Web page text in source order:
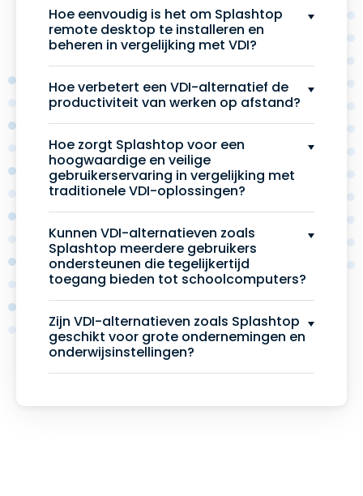
Hoe eenvoudig is het om Splashtop
remote desktop te installeren en
beheren in vergelijking met VDI?
Hoe verbetert een VDI-alternatief de
productiviteit van werken op afstand?
Hoe zorgt Splashtop voor een
hoogwaardige en veilige
gebruikerservaring in vergelijking met
traditionele VDI-oplossingen?
Kunnen VDI-alternatieven zoals
Splashtop meerdere gebruikers
ondersteunen die tegelijkertijd
toegang bieden tot schoolcomputers?
Zijn VDI-alternatieven zoals Splashtop
geschikt voor grote ondernemingen en
onderwijsinstellingen?